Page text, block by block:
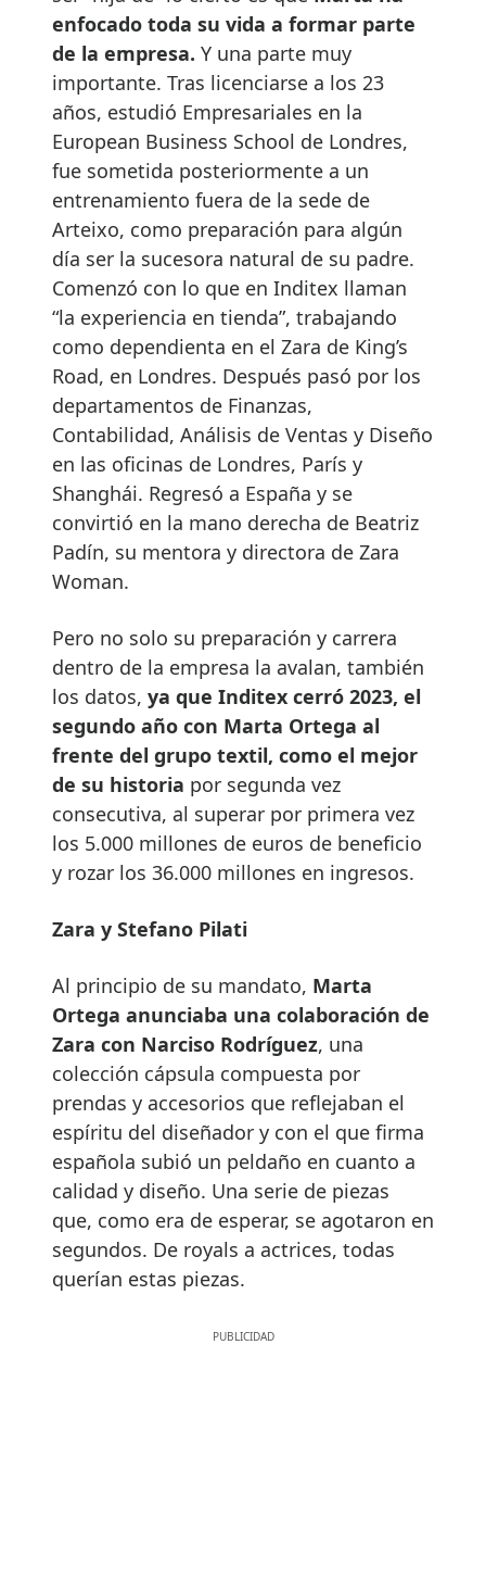
enfocado toda su vida a formar parte
de la empresa. Y una parte muy
importante. Tras licenciarse a los 23
años, estudió Empresariales en la
European Business School de Londres,
fue sometida posteriormente a un
entrenamiento fuera de la sede de
Arteixo, como preparación para algún
día ser la sucesora natural de su padre.
Comenzó con lo que en Inditex llaman
“la experiencia en tienda”, trabajando
como dependienta en el Zara de King’s
Road, en Londres. Después pasó por los
departamentos de Finanzas,
Contabilidad, Análisis de Ventas y Diseño
en las oficinas de Londres, París y
Shanghái. Regresó a España y se
convirtió en la mano derecha de Beatriz
Padín, su mentora y directora de Zara
Woman.
Pero no solo su preparación y carrera
dentro de la empresa la avalan, también
los datos, ya que Inditex cerró 2023, el
segundo año con Marta Ortega al
frente del grupo textil, como el mejor
de su historia por segunda vez
consecutiva, al superar por primera vez
los 5.000 millones de euros de beneficio
y rozar los 36.000 millones en ingresos.
Zara y Stefano Pilati
Al principio de su mandato, Marta
Ortega anunciaba una colaboración de
Zara con Narciso Rodríguez, una
colección cápsula compuesta por
prendas y accesorios que reflejaban el
espíritu del diseñador y con el que firma
española subió un peldaño en cuanto a
calidad y diseño. Una serie de piezas
que, como era de esperar, se agotaron en
segundos. De royals a actrices, todas
querían estas piezas.